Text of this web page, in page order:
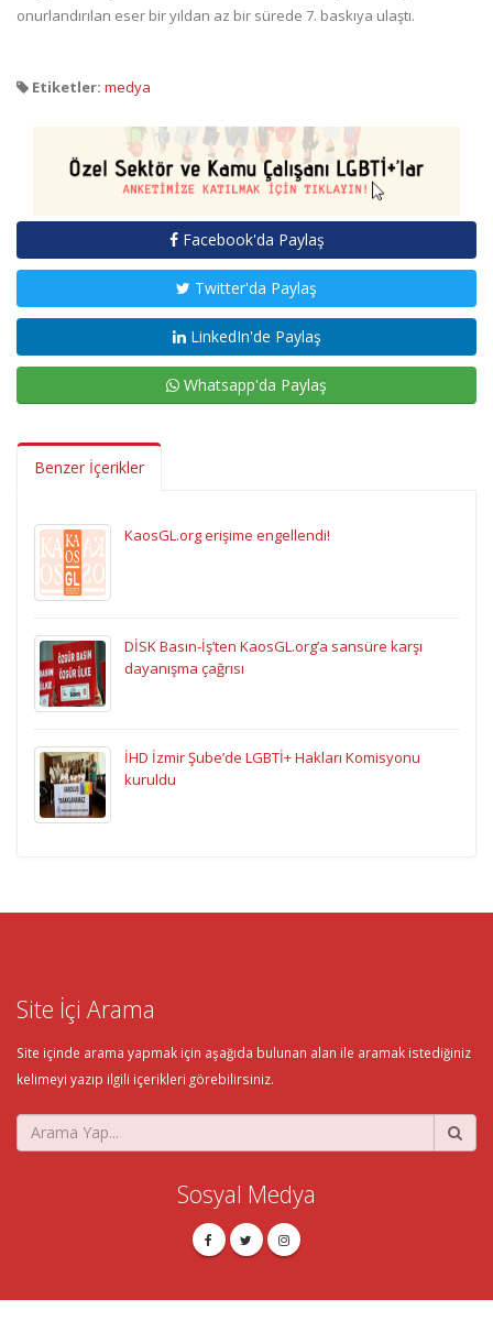
onurlandırılan eser bir yıldan az bir sürede 7. baskıya ulaştı.
Etiketler: medya
Facebook'da Paylaş
Twitter'da Paylaş
LinkedIn'de Paylaş
Whatsapp'da Paylaş
Benzer İçerikler
KaosGL.org erişime engellendi!
DİSK Basın-İş’ten KaosGL.org’a sansüre karşı
dayanışma çağrısı
İHD İzmir Şube’de LGBTİ+ Hakları Komisyonu
kuruldu
Site İçi Arama
Site içinde arama yapmak için aşağıda bulunan alan ile aramak istediğiniz
kelimeyi yazıp ilgili içerikleri görebilirsiniz.
Sosyal Medya